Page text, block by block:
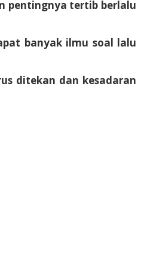
pentingnya tertib berlalu
banyak ilmu soal lalu
ditekan dan kesadaran